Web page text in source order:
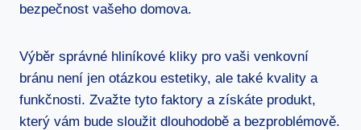
bezpečnost vašeho domova.
Výběr správné hliníkové ⁣kliky pro ⁤vaši venkovní
bránu není jen otázkou estetiky, ale také⁢ kvality a
funkčnosti. Zvažte tyto faktory a získáte produkt,
který vám⁤ bude sloužit dlouhodobě a bezproblémově.